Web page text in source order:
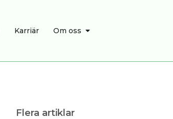
Karriär Om oss ÖPPNA OM OSS
Flera artiklar